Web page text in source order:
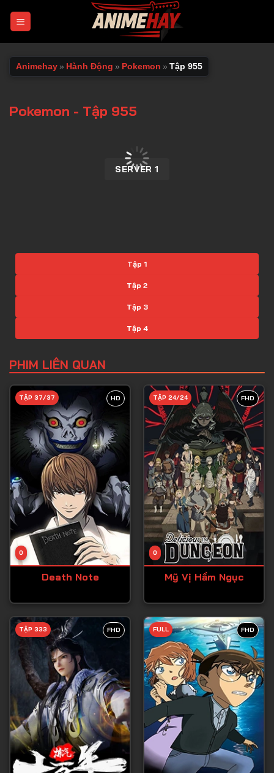
Animehay » Hành Động » Pokemon » Tập 955
Pokemon - Tập 955
SERVER 1
Tập 1
Tập 2
Tập 3
Tập 4
Tập 6
Tập 10
Tập 11
Tập 12
Tập 13
Tập 14
Tập 15
Tập 17
Tập 18
Tập 19
Tập 20
Tập 21
Tập 22
Tập 23
Tập 24
PHIM LIÊN QUAN
HD
0
TẬP 37/37
Death Note
FHD
0
TẬP 24/24
Mỹ Vị Hầm Ngục
FHD
TẬP 333 FHD
FULL